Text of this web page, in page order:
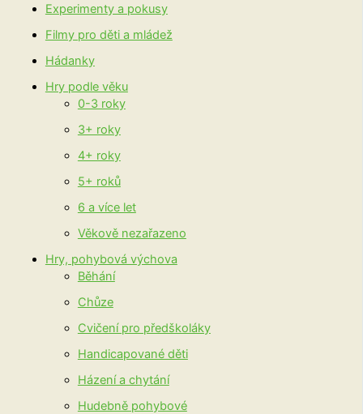
Experimenty a pokusy
Filmy pro děti a mládež
Hádanky
Hry podle věku
0-3 roky
3+ roky
4+ roky
5+ roků
6 a více let
Věkově nezařazeno
Hry, pohybová výchova
Běhání
Chůze
Cvičení pro předškoláky
Handicapované děti
Házení a chytání
Hudebně pohybové